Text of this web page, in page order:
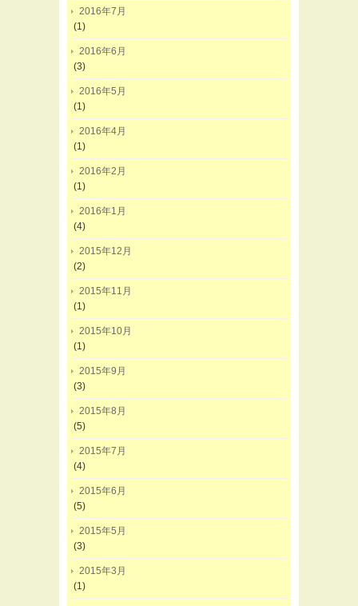
2016年7月
(1)
2016年6月
(3)
2016年5月
(1)
2016年4月
(1)
2016年2月
(1)
2016年1月
(4)
2015年12月
(2)
2015年11月
(1)
2015年10月
(1)
2015年9月
(3)
2015年8月
(5)
2015年7月
(4)
2015年6月
(5)
2015年5月
(3)
2015年3月
(1)